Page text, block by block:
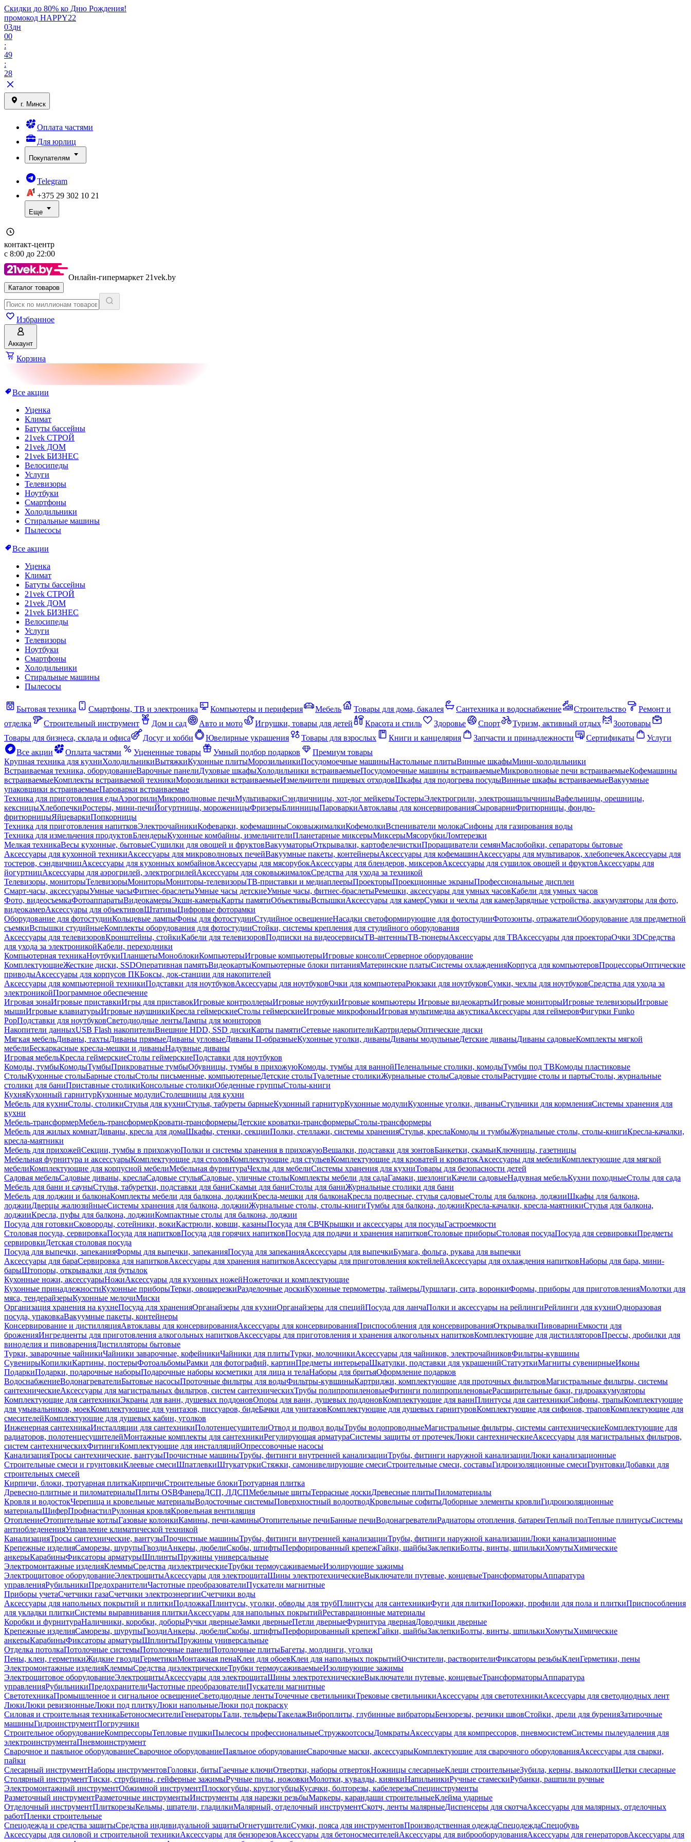
Скидки до 80% ко Дню Рождения!
промокод HAPPY22
03дн
00
:
49
:
28
г. Минск
Оплата частями
Для юрлиц
Покупателям
Telegram
+375 29 302 10 21
Еще
контакт-центр
с 8:00 до 22:00
Онлайн-гипермаркет 21vek.by
Каталог товаров
Избранное
Аккаунт
Корзина
Все акции
Уценка
Климат
Батуты бассейны
21vek СТРОЙ
21vek ДОМ
21vek БИЗНЕС
Велосипеды
Услуги
Телевизоры
Ноутбуки
Смартфоны
Холодильники
Стиральные машины
Пылесосы
Все акции
Уценка
Климат
Батуты бассейны
21vek СТРОЙ
21vek ДОМ
21vek БИЗНЕС
Велосипеды
Услуги
Телевизоры
Ноутбуки
Смартфоны
Холодильники
Стиральные машины
Пылесосы
Бытовая техника Смартфоны, ТВ и электроника Компьютеры и периферия Мебель Товары для дома, бакалея Сантехника и водоснабжение Строительство
Ремонт и
отделка
Строительный инструмент Дом и сад Авто и мото Игрушки, товары для детей Красота и стиль Здоровье Спорт Туризм, активный отдых
Зоотовары
Товары для бизнеса, склада и офиса
Досуг и хобби Ювелирные украшения Товары для взрослых Книги и канцелярия Запчасти и принадлежности Сертификаты
Услуги
Все акции
Оплата частями Уцененные товары Умный подбор подарков
Премиум товары
Крупная техника для кухниХолодильникиВытяжкиКухонные плитыМорозильникиПосудомоечные машиныНастольные плитыВинные шкафыМини-холодильники
Встраиваемая техника, оборудованиеВарочные панелиДуховые шкафыХолодильники встраиваемыеПосудомоечные машины встраиваемыеМикроволновые печи встраиваемыеКофемашины
встраиваемыеКомплекты встраиваемой техникиМорозильники встраиваемыеИзмельчители пищевых отходовШкафы для подогрева посудыВинные шкафы встраиваемыеВакуумные
упаковщики встраиваемыеПароварки встраиваемые
Техника для приготовления едыАэрогрилиМикроволновые печиМультиваркиСэндвичницы, хот-дог мейкерыТостерыЭлектрогрили, электрошашлычницыВафельницы, орешницы,
кексницыХлебопечкиРостеры, мини-печиЙогуртницы, мороженицыФризерыБлинницыПароваркиАвтоклавы для консервированияСыроварниФритюрницы, фондю-
фритюрницыЯйцеваркиПопкорницы
Техника для приготовления напитковЭлектрочайникиКофеварки, кофемашиныСоковыжималкиКофемолкиВспениватели молокаСифоны для газирования воды
Техника для измельчения продуктовБлендерыКухонные комбайны, измельчителиПланетарные миксерыМиксерыМясорубкиЛомтерезки
Мелкая техникаВесы кухонные, бытовыеСушилки для овощей и фруктовВакууматорыОткрывалки, картофелечисткиПроращиватели семянМаслобойки, сепараторы бытовые
Аксессуары для кухонной техникиАксессуары для микроволновых печейВакуумные пакеты, контейнерыАксессуары для кофемашинАксессуары для мультиварок, хлебопечекАксессуары для
тостеров, сэндвичницАксессуары для кухонных комбайновАксессуары для мясорубокАксессуары для блендеров, миксеровАксессуары для сушилок овощей и фруктовАксессуары для
йогуртницАксессуары для аэрогрилей, электрогрилейАксессуары для соковыжималокСредства для ухода за техникой
Телевизоры, мониторыТелевизорыМониторыМониторы-телевизорыТВ-приставки и медиаплеерыПроекторыПроекционные экраныПрофессиональные дисплеи
Смарт-часы, аксессуарыУмные часыФитнес-браслетыУмные часы детскиеУмные часы, фитнес-браслетыРемешки, аксессуары для умных часовКабели для умных часов
Фото, видеосъемкаФотоаппаратыВидеокамерыЭкшн-камерыКарты памятиОбъективыВспышкиАксессуары для камерСумки и чехлы для камерЗарядные устройства, аккумуляторы для фото,
видеокамерАксессуары для объективовШтативыЦифровые фоторамки
Оборудование для фотостудииКольцевые лампыФоны для фотостудииСтудийное освещениеНасадки светоформирующие для фотостудииФотозонты, отражателиОборудование для предметной
съемкиВспышки студийныеКомплекты оборудования для фотостудииСтойки, системы крепления для студийного оборудования
Аксессуары для телевизоровКронштейны, стойкиКабели для телевизоровПодписки на видеосервисыТВ-антенныТВ-тюнерыАксессуары для ТВАксессуары для проектораОчки 3DСредства
для ухода за электроникойКабели, переходники
Компьютерная техникаНоутбукиПланшетыМоноблокиКомпьютерыИгровые компьютерыИгровые консолиСерверное оборудование
КомплектующиеЖесткие диски, SSDОперативная памятьВидеокартыКомпьютерные блоки питанияМатеринские платыСистемы охлажденияКорпуса для компьютеровПроцессорыОптические
приводыАксессуары для корпусов ПКБоксы, док-станции для накопителей
Аксессуары для компьютерной техникиПодставки для ноутбуковАксессуары для ноутбуковОчки для компьютераРюкзаки для ноутбуковСумки, чехлы для ноутбуковСредства для ухода за
электроникойПрограммное обеспечение
Игровая зонаИгровые приставкиИгры для приставокИгровые контроллерыИгровые ноутбукиИгровые компьютеры Игровые видеокартыИгровые мониторыИгровые телевизорыИгровые
мышиИгровые клавиатурыИгровые наушникиКресла геймерскиеСтолы геймерскиеИгровые микрофоныИгровая мультимедиа акустикаАксессуары для геймеровФигурки Funko
PopПодставки для ноутбуковСветодиодные лентыЛампы для мониторов
Накопители данныхUSB Flash накопителиВнешние HDD, SSD дискиКарты памятиСетевые накопителиКартридерыОптические диски
Мягкая мебельДиваны, тахтыДиваны прямыеДиваны угловыеДиваны П-образныеКухонные уголки, диваныДиваны модульныеДетские диваныДиваны садовыеКомплекты мягкой
мебелиБескаркасные кресла-мешки и диваныНадувные диваны
Игровая мебельКресла геймерскиеСтолы геймерскиеПодставки для ноутбуков
Комоды, тумбыКомодыТумбыПрикроватные тумбыОбувницы, тумбы в прихожуюКомоды, тумбы для ваннойПеленальные столики, комодыТумбы под ТВКомоды пластиковые
СтолыКухонные столыБарные столыСтолы письменные, компьютерныеДетские столыТуалетные столикиЖурнальные столыСадовые столыРастущие столы и партыСтолы, журнальные
столики для баниПриставные столикиКонсольные столикиОбеденные группыСтолы-книги
КухняКухонный гарнитурКухонные модулиСтолешницы для кухни
Мебель для кухниСтолы, столикиСтулья для кухниСтулья, табуреты барныеКухонный гарнитурКухонные модулиКухонные уголки, диваныСтульчики для кормленияСистемы хранения для
кухни
Мебель-трансформерМебель-трансформерКровати-трансформерыДетские кроватки-трансформерыСтолы-трансформеры
Мебель для жилых комнатДиваны, кресла для домаШкафы, стенки, секцииПолки, стеллажи, системы храненияСтулья, креслаКомоды и тумбыЖурнальные столы, столы-книгиКресла-качалки,
кресла-маятники
Мебель для прихожейСекции, тумбы в прихожуюПолки и системы хранения в прихожуюВешалки, подставки для зонтовБанкетки, скамьиКлючницы, газетницы
Мебельная фурнитура и аксессуарыКомплектующие для столовКомплектующие для стульевКомплектующие для кроватей и кроватокАксессуары для мебелиКомплектующие для мягкой
мебелиКомплектующие для корпусной мебелиМебельная фурнитураЧехлы для мебелиСистемы хранения для кухниТовары для безопасности детей
Садовая мебельСадовые диваны, креслаСадовые стульяСадовые, уличные столыКомплекты мебели для садаГамаки, шезлонгиКачели садовыеНадувная мебельКухни походныеСтолы для сада
Мебель для бани и сауныСтулья, табуретки, подставки для баниСкамьи для баниСтолы для баниЖурнальные столики для бани
Мебель для лоджии и балконаКомплекты мебели для балкона, лоджииКресла-мешки для балконаКресла подвесные, стулья садовыеСтолы для балкона, лоджииШкафы для балкона,
лоджииДверцы жалюзийныеСистемы хранения для балкона, лоджииЖурнальные столы, столы-книгиТумбы для балкона, лоджииКресла-качалки, кресла-маятникиСтулья для балкона,
лоджииКресла, пуфы для балкона, лоджииКомпактные столы для балкона, лоджии
Посуда для готовкиСковороды, сотейники, вокиКастрюли, ковши, казаныПосуда для СВЧКрышки и аксессуары для посудыГастроемкости
Столовая посуда, сервировкаПосуда для напитковПосуда для горячих напитковПосуда для подачи и хранения напитковСтоловые приборыСтоловая посудаПосуда для сервировкиПредметы
сервировкиДетская столовая посуда
Посуда для выпечки, запеканияФормы для выпечки, запеканияПосуда для запеканияАксессуары для выпечкиБумага, фольга, рукава для выпечки
Аксессуары для бараСервировка для напитковАксессуары для хранения напитковАксессуары для приготовления коктейлейАксессуары для охлаждения напитковНаборы для бара, мини-
барыШтопоры, открывалки для бутылок
Кухонные ножи, аксессуарыНожиАксессуары для кухонных ножейНожеточки и комплектующие
Кухонные принадлежностиКухонные приборыТерки, овощерезкиРазделочные доскиКухонные термометры, таймерыДуршлаги, сита, воронкиФормы, приборы для приготовленияМолотки для
мяса, тендерайзерыКухонные мелочиМиски
Организация хранения на кухнеПосуда для храненияОрганайзеры для кухниОрганайзеры для специйПосуда для ланчаПолки и аксессуары на рейлингиРейлинги для кухниОдноразовая
посуда, упаковкаВакуумные пакеты, контейнеры
Консервирование и дистилляцияАвтоклавы для консервированияАксессуары для консервированияПриспособления для консервированияОткрывалкиПивоварниЕмкости для
броженияИнгредиенты для приготовления алкогольных напитковАксессуары для приготовления и хранения алкогольных напитковКомплектующие для дистилляторовПрессы, дробилки для
виноделия и пивоваренияДистилляторы бытовые
Турки, заварочные чайникиЧайники заварочные, кофейникиЧайники для плитыТурки, молочникиАксессуары для чайников, электрочайниковФильтры-кувшины
СувенирыКопилкиКартины, постерыФотоальбомыРамки для фотографий, картинПредметы интерьераШкатулки, подставки для украшенийСтатуэткиМагниты сувенирныеИконы
ПодаркиПодарки, подарочные наборыПодарочные наборы косметики для лица и телаНаборы для бритьяОформление подарков
ВодоснабжениеВодонагревателиБытовые насосыПроточные фильтры для водыФильтры-кувшиныКартриджи, комплектующие для проточных фильтровМагистральные фильтры, системы
сантехническиеАксессуары для магистральных фильтров, систем сантехническихТрубы полипропиленовыеФитинги полипропиленовыеРасширительные баки, гидроаккумуляторы
Комплектующие для сантехникиЭкраны для ванн, душевых поддоновОпоры для ванн, душевых поддоновКомплектующие для ваннПлинтусы для сантехникиСифоны, трапыКомплектующие
для умывальников, моекКомплектующие для унитазов, писсуаров, бидеБачки для унитазовКомплектующие для душевых гарнитуровКомплектующие для сифонов, траповКомплектующие для
смесителейКомплектующие для душевых кабин, уголков
Инженерная сантехникаИнсталляции для сантехникиПолотенцесушителиОтвод и подвод водыТрубы водопроводныеМагистральные фильтры, системы сантехническиеКомплектующие для
радиаторов, полотенцесушителейМонтажные комплекты для сантехникиРегулирующая арматураСистемы защиты от протечекЛюки сантехническиеАксессуары для магистральных фильтров,
систем сантехническихФитингиКомплектующие для инсталляцийОпрессовочные насосы
КанализацияТросы сантехнические, вантузыПрочистные машиныТрубы, фитинги внутренней канализацииТрубы, фитинги наружной канализацииЛюки канализационные
Строительные смеси и грунтовкиКлеевые смесиШпатлевкиШтукатуркиСтяжки, самонивелирующие смесиСтроительные смеси, составыГидроизоляционные смесиГрунтовкиДобавки для
строительных смесей
Кирпичи, блоки, тротуарная плиткаКирпичиСтроительные блокиТротуарная плитка
Древесно-плитные и пиломатериалыПлиты OSBФанераДСП, ЛДСПМебельные щитыТеррасные доскиДревесные плитыПиломатериалы
Кровля и водостокЧерепица и кровельные материалыВодосточные системыПоверхностный водоотводКровельные софитыДоборные элементы кровлиГидроизоляционные
материалыШиферПрофнастилРулонная кровляКровельная вентиляция
ОтоплениеОтопительные котлыГазовые колонкиКамины, печи-каминыОтопительные печиБанные печиВодонагревателиРадиаторы отопления, батареиТеплый полТеплые плинтусыСистемы
антиобледененияУправление климатической техникой
КанализацияТросы сантехнические, вантузыПрочистные машиныТрубы, фитинги внутренней канализацииТрубы, фитинги наружной канализацииЛюки канализационные
Крепежные изделияСаморезы, шурупыГвоздиАнкеры, дюбелиСкобы, штифтыПерфорированный крепежГайки, шайбыЗаклепкиБолты, винты, шпилькиХомутыХимические
анкерыКарабиныФиксаторы арматурыШплинтыПружины универсальные
Электромонтажные изделияКлеммыСредства диэлектрическиеТрубки термоусаживаемыеИзолирующие зажимы
Электрощитовое оборудованиеЭлектрощитыАксессуары для электрощитаШины электротехническиеВыключатели путевые, концевыеТрансформаторыАппаратура
управленияРубильникиПредохранителиЧастотные преобразователиПускатели магнитные
Приборы учетаСчетчики газаСчетчики электроэнергииСчетчики воды
Аксессуары для напольных покрытий и плиткиПодложкаПлинтусы, уголки, обводы для трубПлинтусы для сантехникиФуги для плиткиПорожки, профили для пола и плиткиПриспособления
для укладки плиткиСистемы выравнивания плиткиАксессуары для напольных покрытийРеставрационные материалы
Коробки и фурнитураНаличники, коробки, доборыРучки дверныеЗамки дверныеПетли дверныеФурнитура двернаяДоводчики дверные
Крепежные изделияСаморезы, шурупыГвоздиАнкеры, дюбелиСкобы, штифтыПерфорированный крепежГайки, шайбыЗаклепкиБолты, винты, шпилькиХомутыХимические
анкерыКарабиныФиксаторы арматурыШплинтыПружины универсальные
Отделка потолкаПотолочные системыПотолочные панелиПотолочные плитыБагеты, молдинги, уголки
Пены, клеи, герметикиЖидкие гвоздиГерметикиМонтажная пенаКлеи для обоевКлеи для напольных покрытийОчистители, растворителиФиксаторы резьбыКлеиГерметики, пены
Электромонтажные изделияКлеммыСредства диэлектрическиеТрубки термоусаживаемыеИзолирующие зажимы
Электрощитовое оборудованиеЭлектрощитыАксессуары для электрощитаШины электротехническиеВыключатели путевые, концевыеТрансформаторыАппаратура
управленияРубильникиПредохранителиЧастотные преобразователиПускатели магнитные
СветотехникаПромышленное и сигнальное освещениеСветодиодные лентыТочечные светильникиТрековые светильникиАксессуары для светотехникиАксессуары для светодиодных лент
ЛюкиЛюки ревизионныеЛюки под плиткуЛюки напольныеЛюки под покраску
Силовая и строительная техникаБетоносмесителиГенераторыТали, тельферыТакелажВиброплиты, глубинные вибраторыБензорезы, резчики швовСтойки, дрели для буренияЗатирочные
машиныГидроинструментПогрузчики
Строительное оборудованиеКомпрессорыТепловые пушкиПылесосы профессиональныеСтружкоотсосыДомкратыАксессуары для компрессоров, пневмосистемСистемы пылеудаления для
электроинструментаПневмоинструмент
Сварочное и паяльное оборудованиеСварочное оборудованиеПаяльное оборудованиеСварочные маски, аксессуарыКомплектующие для сварочного оборудованияАксессуары для сварки,
пайки
Слесарный инструментНаборы инструментовГоловки, битыГаечные ключиОтвертки, наборы отвертокНожницы слесарныеКлещи строительныеЗубила, керны, выколоткиЩетки слесарные
Столярный инструментТиски, струбцины, гейферные зажимыРучные пилы, ножовкиМолотки, кувалды, киянкиНапильникиРучные стамескиРубанки, рашпили ручные
Электромонтажный инструментОбжимной инструментПлоскогубцы, круглогубцыКусачки, болторезы, кабелерезыСпецинструменты
Разметочный инструментРазметочные инструментыИнструменты для нарезки резьбыМаркеры, карандаши строительныеКлейма ударные
Отделочный инструментПлиткорезыКельмы, шпатели, гладилкиМалярный, отделочный инструментСкотч, ленты малярныеДиспенсеры для скотчаАксессуары для малярных, отделочных
работПленки строительные
Спецодежда и средства защитыСредства индивидуальной защитыОгнетушителиСумки, пояса для инструментовПроизводственная одеждаСпецодеждаСпецобувь
Аксессуары для силовой и строительной техникиАксессуары для бензорезовАксессуары для бетоносмесителейАксессуары для виброоборудованияАксессуары для генераторовАксессуары для